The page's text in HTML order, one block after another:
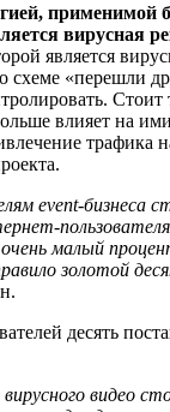
применимой
вирусная
является
схеме «перешли
влияет на
трафика
event-бизнеса
малый
золотой
десять
вирусного видео